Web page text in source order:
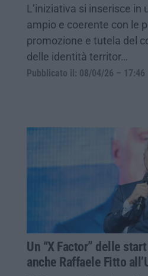
L’iniziativa si inserisce in
ampio e coerente con le
promozione e tutela del
delle identità territor…
Pubblicato il: 08/04/26 – 17:46
Un “X Factor” delle
anche Raffaele Fitto